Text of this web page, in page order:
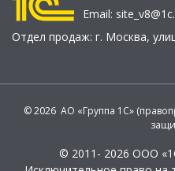
Email:
Отдел продаж: г. Москва,
© 2026 АО «Группа 1С»
© 2011- 2026 ООО